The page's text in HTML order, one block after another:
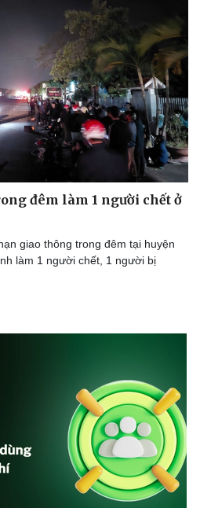
Ô tô - Xe máy
Xe máy
đêm làm 1 người chết ở
giao thông trong đêm tại huyện
làm 1 người chết, 1 người bị